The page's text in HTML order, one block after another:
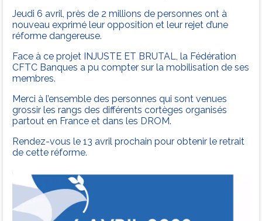
Jeudi 6 avril, près de 2 millions de personnes ont à
nouveau exprimé leur opposition et leur rejet d’une
réforme dangereuse.
Face à ce projet INJUSTE ET BRUTAL, la Fédération
CFTC Banques a pu compter sur la mobilisation de ses
membres.
Merci à l’ensemble des personnes qui sont venues
grossir les rangs des différents cortèges organisés
partout en France et dans les DROM.
Rendez-vous le 13 avril prochain pour obtenir le retrait
de cette réforme.